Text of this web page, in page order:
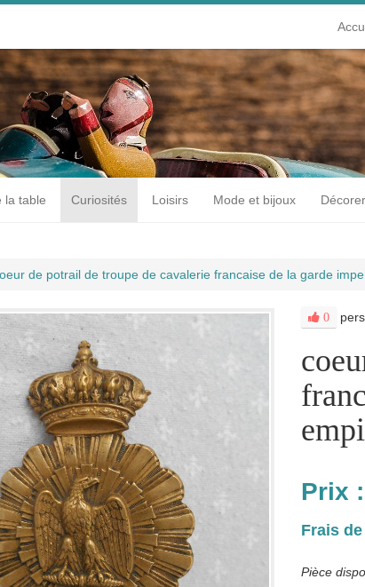
la table Curiosités Loisirs Mode et bijoux Décorer
de potrail de troupe de cavalerie francaise de la garde
0
Prix :
Frais
Pièce